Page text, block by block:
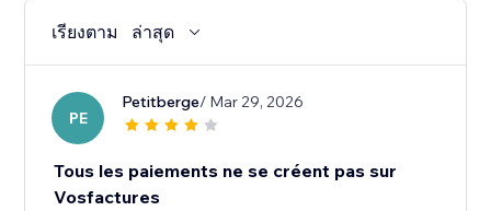
เรียงตาม ล่าสุด
PE
Petitberge/ Mar 29, 2026
Tous les paiements ne se créent pas sur
Vosfactures